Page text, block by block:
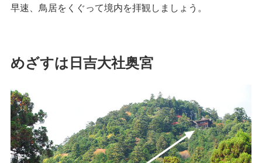
早速、鳥居をくぐって境内を拝観しましょう。
めざすは日吉大社奥宮